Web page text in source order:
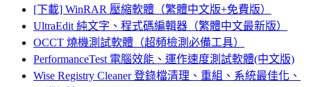
[下載] WinRAR 壓縮軟體（繁體中文版+免費版）
UltraEdit 純文字、程式碼編輯器（繁體中文最新版）
OCCT 燒機測試軟體（超頻檢測必備工具）
PerformanceTest 電腦效能、運作速度測試軟體(中文版)
Wise Registry Cleaner 登錄檔清理、重組、系統最佳化、